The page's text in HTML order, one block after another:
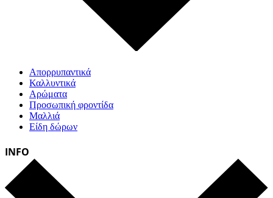
Απορρυπαντικά
Καλλυντικά
Αρώματα
Προσωπική φροντίδα
Μαλλιά
Είδη δώρων
INFO